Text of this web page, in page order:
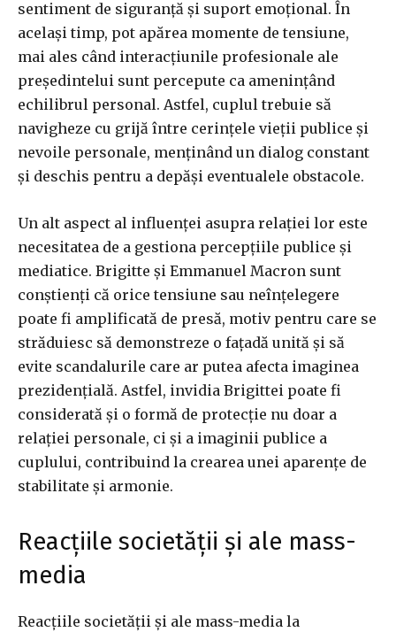
sentiment de siguranță și suport emoțional. În
același timp, pot apărea momente de tensiune,
mai ales când interacțiunile profesionale ale
președintelui sunt percepute ca amenințând
echilibrul personal. Astfel, cuplul trebuie să
navigheze cu grijă între cerințele vieții publice și
nevoile personale, menținând un dialog constant
și deschis pentru a depăși eventualele obstacole.
Un alt aspect al influenței asupra relației lor este
necesitatea de a gestiona percepțiile publice și
mediatice. Brigitte și Emmanuel Macron sunt
conștienți că orice tensiune sau neînțelegere
poate fi amplificată de presă, motiv pentru care se
străduiesc să demonstreze o fațadă unită și să
evite scandalurile care ar putea afecta imaginea
prezidențială. Astfel, invidia Brigittei poate fi
considerată și o formă de protecție nu doar a
relației personale, ci și a imaginii publice a
cuplului, contribuind la crearea unei aparențe de
stabilitate și armonie.
Reacțiile societății și ale mass-
media
Reacțiile societății și ale mass-media la